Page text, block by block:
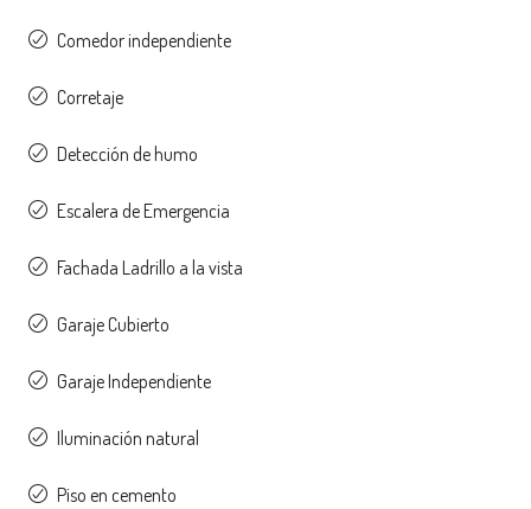
Comedor independiente
Corretaje
Detección de humo
Escalera de Emergencia
Fachada Ladrillo a la vista
Garaje Cubierto
Garaje Independiente
Iluminación natural
Piso en cemento